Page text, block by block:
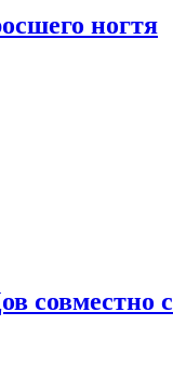
ногтя
совместно